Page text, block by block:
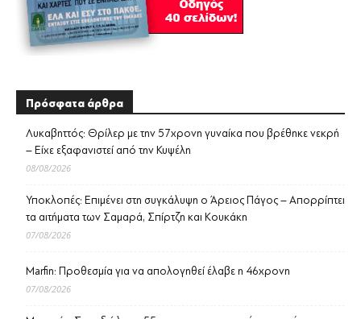
Πρόσφατα άρθρα
Λυκαβηττός: Θρίλερ με την 57χρονη γυναίκα που βρέθηκε νεκρή
– Είχε εξαφανιστεί από την Κυψέλη
08/08/2026
Υποκλοπές: Επιμένει στη συγκάλυψη ο Άρειος Πάγος – Απορρίπτει
τα αιτήματα των Σαμαρά, Σπίρτζη και Κουκάκη
07/08/2026
Marfin: Προθεσμία για να απολογηθεί έλαβε η 46χρονη
07/08/2026